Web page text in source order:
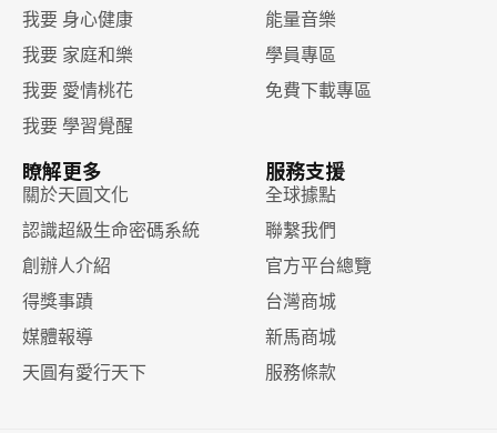
我要 身心健康
我要 家庭和樂
我要 愛情桃花
我要 學習覺醒
能量音樂
學員專區
免費下載專區
瞭解更多
關於天圓文化
認識超級生命密碼系統
創辦人介紹
得獎事蹟
媒體報導
天圓有愛行天下
服務支援
全球據點
聯繫我們
官方平台總覽
台灣商城
新馬商城
服務條款